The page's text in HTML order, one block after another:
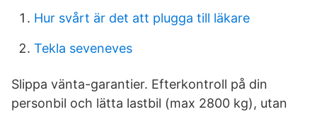
Hur svårt är det att plugga till läkare
Tekla seveneves
Slippa vänta-garantier. Efterkontroll på din
personbil och lätta lastbil (max 2800 kg), utan